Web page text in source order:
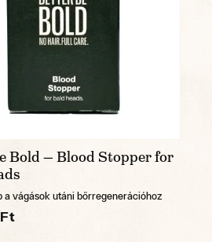
Bold — Blood Stopper for
a vágások utáni bőrregenerációhoz